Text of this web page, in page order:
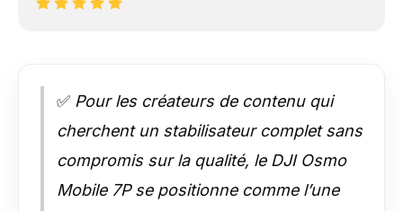
✅ Pour les créateurs de contenu qui
cherchent un stabilisateur complet sans
compromis sur la qualité, le DJI Osmo
Mobile 7P se positionne comme l’une